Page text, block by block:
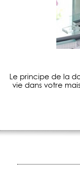
Le principe de la
vie dans votre